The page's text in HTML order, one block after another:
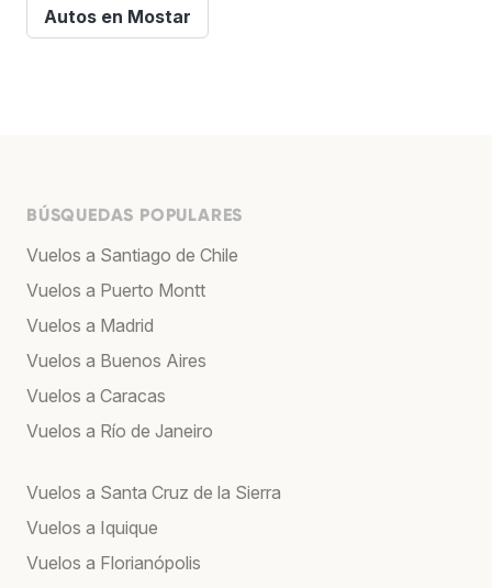
Autos en Mostar
BÚSQUEDAS POPULARES
Vuelos a Santiago de Chile
Vuelos a Puerto Montt
Vuelos a Madrid
Vuelos a Buenos Aires
Vuelos a Caracas
Vuelos a Río de Janeiro
Vuelos a Santa Cruz de la Sierra
Vuelos a Iquique
Vuelos a Florianópolis